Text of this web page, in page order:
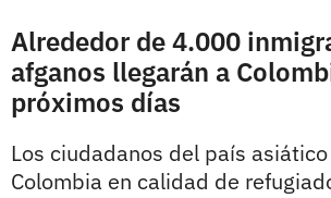
Alrededor de 4.000
afganos llegarán a
próximos días
Los ciudadanos del país
Colombia en calidad de